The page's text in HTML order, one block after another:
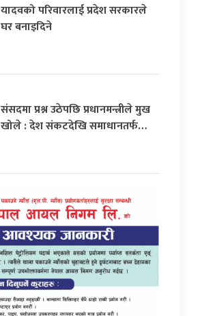
यादवको परिवारलाई प्रदेश सरकारले
घर बनाइदिने
संसदमा प्रश्न उठेपछि प्रधानमन्त्रीले मुख
खोले : देश संकटदेखि समाधानतर्फ…